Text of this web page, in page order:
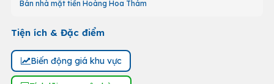
Bán nhà mặt tiền Hoàng Hoa Thám
Tiện ích & Đặc điểm
Biến động giá khu vực